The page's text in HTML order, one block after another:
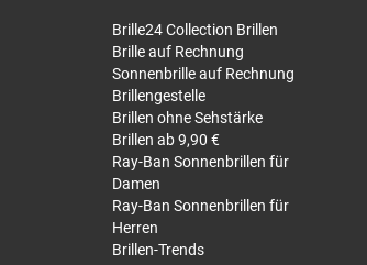
Brille24 Collection Brillen
Brille auf Rechnung
Sonnenbrille auf Rechnung
Brillengestelle
Brillen ohne Sehstärke
Brillen ab 9,90 €
Ray-Ban Sonnenbrillen für
Damen
Ray-Ban Sonnenbrillen für
Herren
Brillen-Trends